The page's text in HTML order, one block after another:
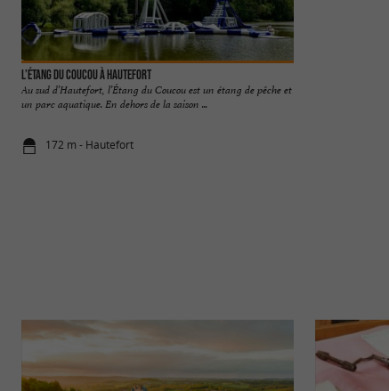
L’étang du Coucou à Hautefort
Au sud d’Hautefort, l’Étang du Coucou est un étang de pêche et
un parc aquatique. En dehors de la saison ...
172 m - Hautefort